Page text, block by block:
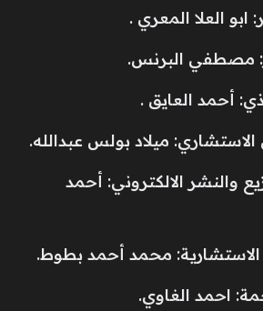
ابو العلا المعري .
مصطفي البرنس.
أحمد العايق .
ميلاد بولس عبدالله.
والنشر الالكتروني: أحمد
الاستشارية: محمد أحمد بطوط.
احمد الغاوي.